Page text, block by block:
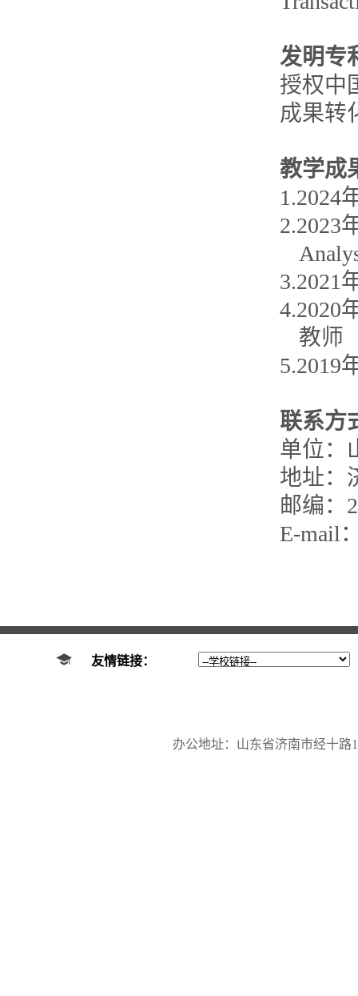
发明专
授权中
成果转
教学成
1.2024
2.2023
3.2021
4.2020
教师
5.2019
联系方
单位：
地址
邮编：
E-mail
友情链接：
办公地址：山东省济南市经十路